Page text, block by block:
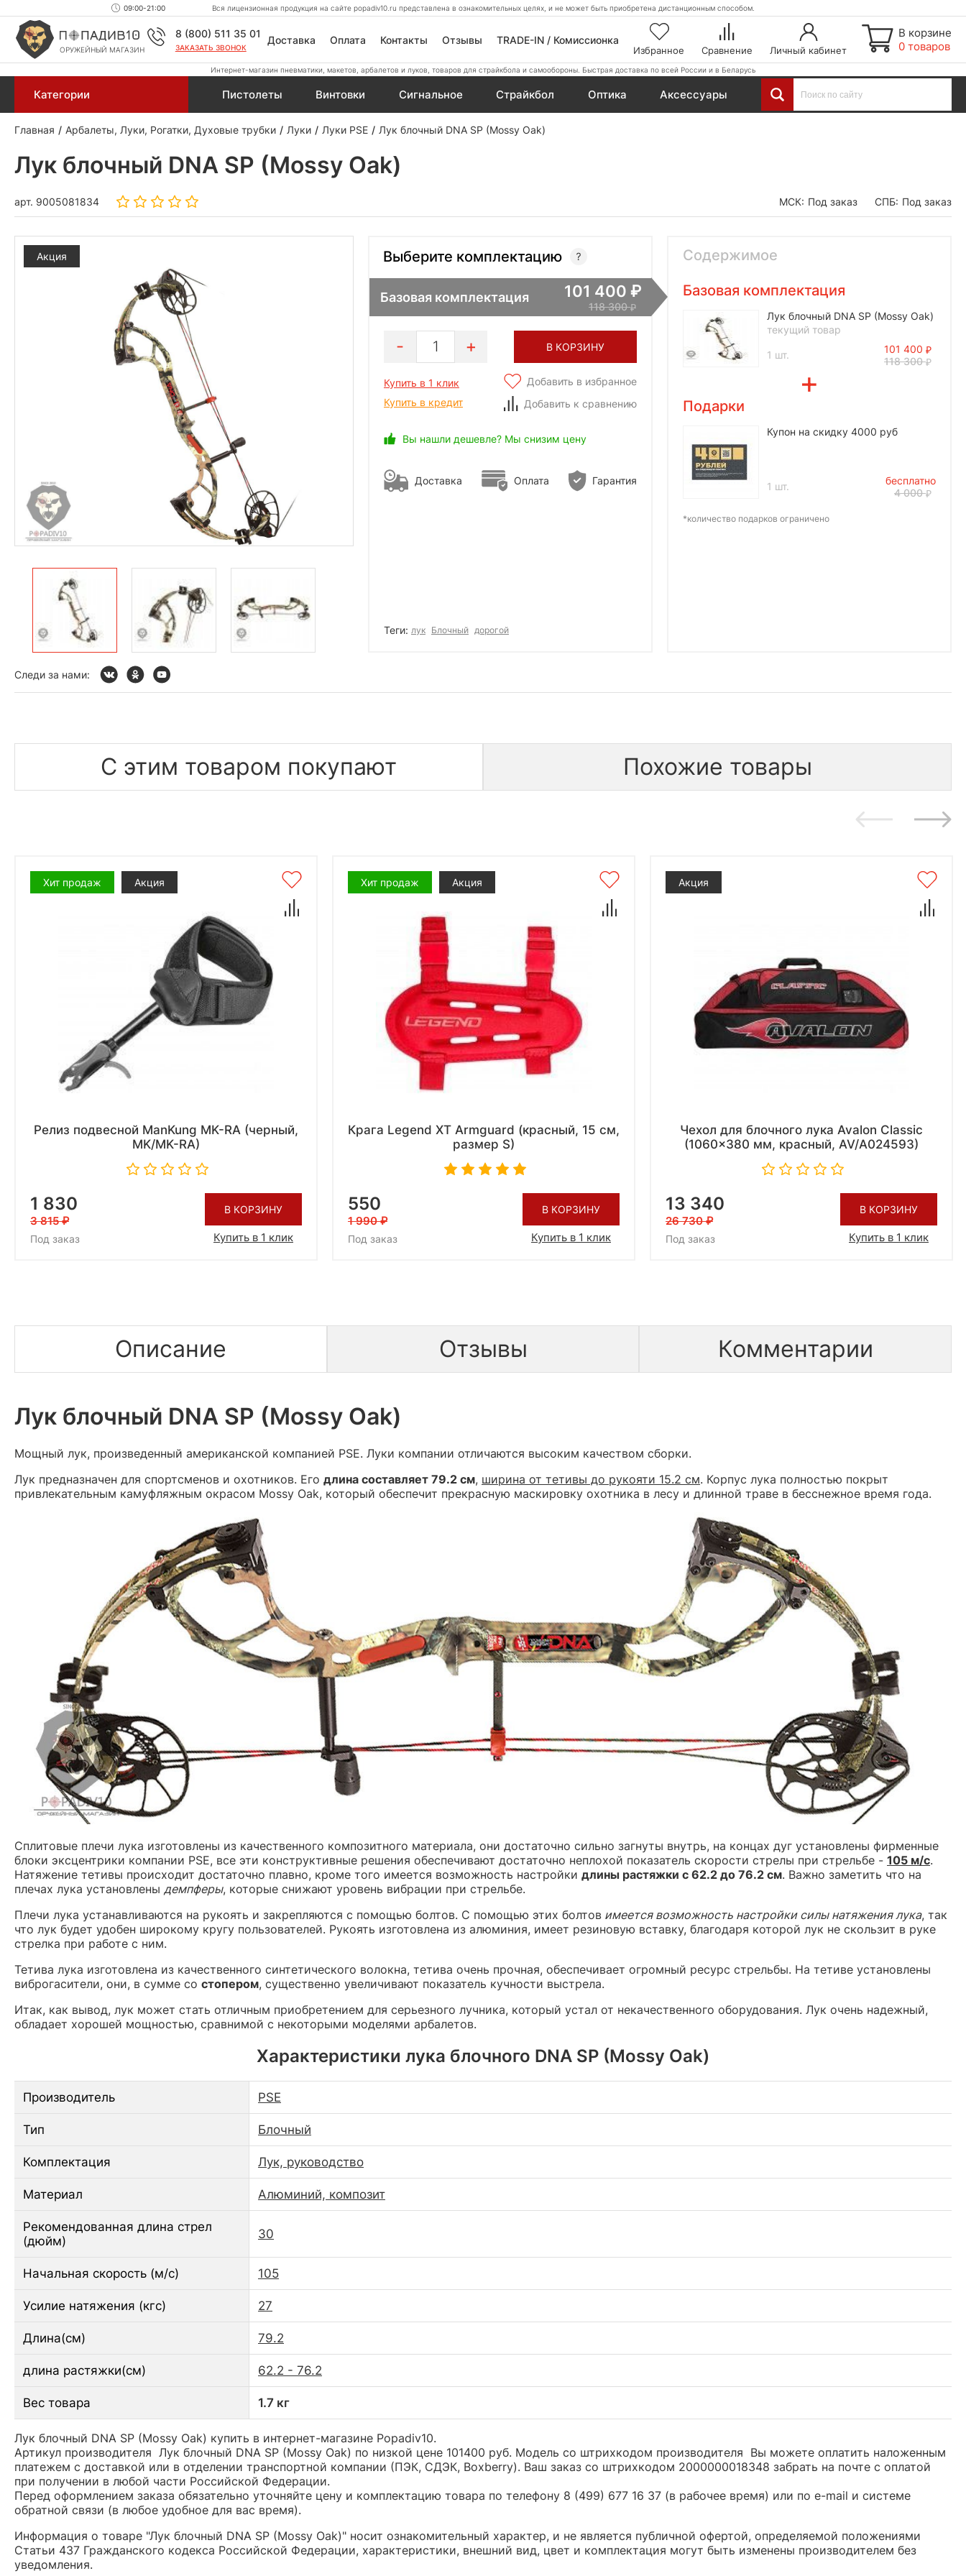
09:00-21:00 Вся лицензионная продукция на сайте popadiv10.ru представлена в ознакомительных целях, и не может быть приобретена дистанционным способом.
ОРУЖЕЙНЫЙ МАГАЗИН
8 (800) 511 35 01
ЗАКАЗАТЬ ЗВОНОК
Доставка Оплата Контакты Отзывы TRADE-IN / Комиссионка
Избранное Сравнение Личный кабинет
В корзине
0 товаров
Интернет-магазин пневматики, макетов, арбалетов и луков, товаров для страйкбола и самообороны. Быстрая доставка по всей России и в Беларусь
Категории Пистолеты Винтовки Сигнальное Страйкбол Оптика Аксессуары
Главная Арбалеты, Луки, Рогатки, Духовые трубки Луки Луки PSE Лук блочный DNA SP (Mossy Oak)
Лук блочный DNA SP (Mossy Oak)
арт. 9005081834 МСК: Под заказ СПБ: Под заказ
Акция Выберите комплектацию
Базовая комплектация 101 400
118 300
1 В КОРЗИНУ
Купить в 1 клик
Купить в кредит
Добавить в избранное
Добавить к сравнению
Вы нашли дешевле? Мы снизим цену
Доставка Оплата Гарантия
Теги: лук Блочный дорогой
Содержимое
Базовая комплектация
Лук блочный DNA SP (Mossy Oak)
текущий товар
1 шт.
101 400
118 300
Подарки
Купон на скидку 4000 руб
1 шт.
бесплатно
4 000
*количество подарков ограничено
Следи за нами:
С этим товаром покупают Похожие товары
Хит продаж Акция
Релиз подвесной ManKung MK-RA (черный,
MK/MK-RA)
1 830
3 815
Под заказ
В КОРЗИНУ
Купить в 1 клик
Хит продаж Акция
Крага Legend XT Armguard (красный, 15 см,
размер S)
550
1 990
Под заказ
В КОРЗИНУ
Купить в 1 клик
Акция
Чехол для блочного лука Avalon Classic
(1060x380 мм, красный, AV/A024593)
13 340
26 730
Под заказ
В КОРЗИНУ
Купить в 1 клик
Описание Отзывы Комментарии
Лук блочный DNA SP (Mossy Oak)
Мощный лук, произведенный американской компанией PSE. Луки компании отличаются высоким качеством сборки.
Лук предназначен для спортсменов и охотников. Его длина составляет 79.2 см, ширина от тетивы до рукояти 15.2 см. Корпус лука полностью покрыт
привлекательным камуфляжным окрасом Mossy Oak, который обеспечит прекрасную маскировку охотника в лесу и длинной траве в бесснежное время года.
Cплитовые плечи лука изготовлены из качественного композитного материала, они достаточно сильно загнуты внутрь, на концах дуг установлены фирменные
блоки эксцентрики компании PSE, все эти конструктивные решения обеспечивают достаточно неплохой показатель скорости стрелы при стрельбе - 105 м/с.
Натяжение тетивы происходит достаточно плавно, кроме того имеется возможность настройки длины растяжки с 62.2 до 76.2 см. Важно заметить что на
плечах лука установлены демпферы, которые снижают уровень вибрации при стрельбе.
Плечи лука устанавливаются на рукоять и закрепляются с помощью болтов. С помощью этих болтов имеется возможность настройки силы натяжения лука, так
что лук будет удобен широкому кругу пользователей. Рукоять изготовлена из алюминия, имеет резиновую вставку, благодаря которой лук не скользит в руке
стрелка при работе с ним.
Тетива лука изготовлена из качественного синтетического волокна, тетива очень прочная, обеспечивает огромный ресурс стрельбы. На тетиве установлены
виброгасители, они, в сумме со стопером, существенно увеличивают показатель кучности выстрела.
Итак, как вывод, лук может стать отличным приобретением для серьезного лучника, который устал от некачественного оборудования. Лук очень надежный,
обладает хорошей мощностью, сравнимой с некоторыми моделями арбалетов.
Характеристики лука блочного DNA SP (Mossy Oak)
Производитель PSE
Тип Блочный
Комплектация Лук, руководство
Материал Алюминий, композит
Рекомендованная длина стрел
(дюйм)
30
Начальная скорость (м/с) 105
Усилие натяжения (кгс) 27
Длина(см) 79.2
длина растяжки(см) 62.2 - 76.2
Вес товара 1.7 кг
Лук блочный DNA SP (Mossy Oak) купить в интернет-магазине Popadiv10.
Артикул производителя Лук блочный DNA SP (Mossy Oak) по низкой цене 101400 руб. Модель со штрихкодом производителя Вы можете оплатить наложенным
платежем с доставкой или в отделении транспортной компании (ПЭК, СДЭК, Boxberry). Ваш заказ со штрихкодом 2000000018348 забрать на почте с оплатой
при получении в любой части Российской Федерации.
Перед оформлением заказа обязательно уточняйте цену и комплектацию товара по телефону 8 (499) 677 16 37 (в рабочее время) или по e-mail и системе
обратной связи (в любое удобное для вас время).
Информация о товаре "Лук блочный DNA SP (Mossy Oak)" носит ознакомительный характер, и не является публичной офертой, определяемой положениями
Статьи 437 Гражданского кодекса Российской Федерации, характеристики, внешний вид, цвет и комплектация могут быть изменены производителем без
уведомления.